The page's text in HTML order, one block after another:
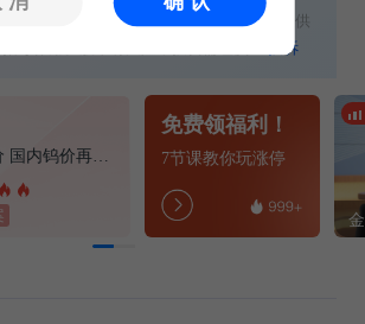
容、数据与工具不构成任何投资建议，仅供
导作用。股市有风险，投资需谨慎！
投诉
免费领福利！
7节课教你玩涨停